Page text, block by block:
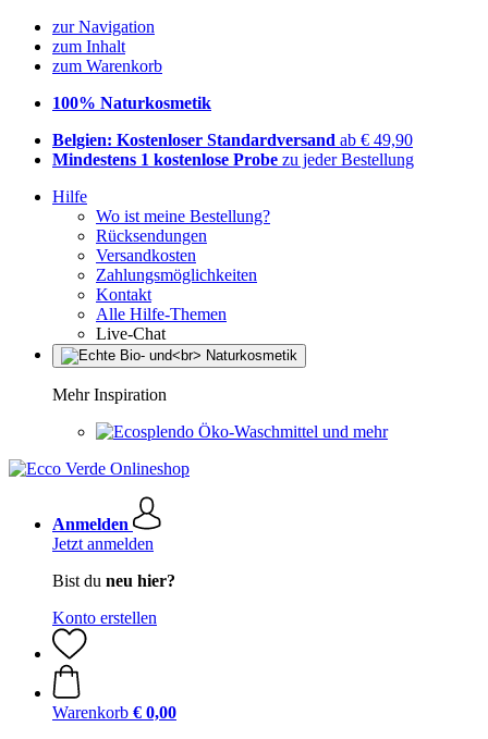
zur Navigation
zum Inhalt
zum Warenkorb
100% Naturkosmetik
Belgien: Kostenloser Standardversand ab € 49,90
Mindestens 1 kostenlose Probe zu jeder Bestellung
Hilfe
Wo ist meine Bestellung?
Rücksendungen
Versandkosten
Zahlungsmöglichkeiten
Kontakt
Alle Hilfe-Themen
Live-Chat
Mehr Inspiration
Öko-Waschmittel und mehr
Anmelden
Jetzt anmelden
Bist du neu hier?
Konto erstellen
Warenkorb € 0,00